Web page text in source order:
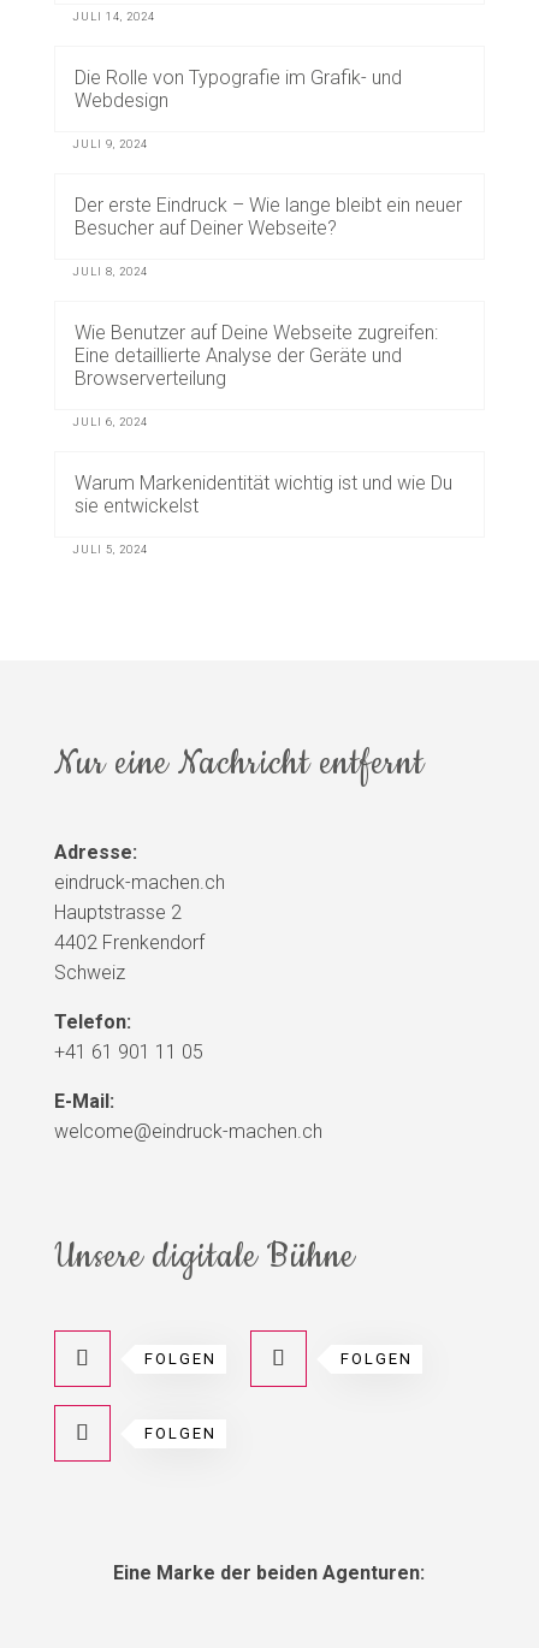
JULI 14, 2024
Die Rolle von Typografie im Grafik- und
Webdesign
JULI 9, 2024
Der erste Eindruck – Wie lange bleibt ein neuer
Besucher auf Deiner Webseite?
JULI 8, 2024
Wie Benutzer auf Deine Webseite zugreifen:
Eine detaillierte Analyse der Geräte und
Browserverteilung
JULI 6, 2024
Warum Markenidentität wichtig ist und wie Du
sie entwickelst
JULI 5, 2024
Nur eine Nachricht entfernt
Adresse:
eindruck-machen.ch
Hauptstrasse 2
4402 Frenkendorf
Schweiz
Telefon:
+41 61 901 11 05
E-Mail:
welcome@eindruck-machen.ch
Unsere digitale Bühne
FOLGEN FOLGEN
FOLGEN
Eine Marke der beiden Agenturen: